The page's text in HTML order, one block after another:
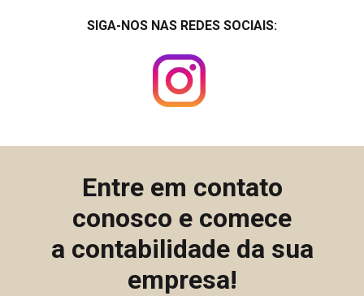
SIGA-NOS NAS REDES SOCIAIS:
Entre em contato
conosco e comece
a contabilidade da sua
empresa!